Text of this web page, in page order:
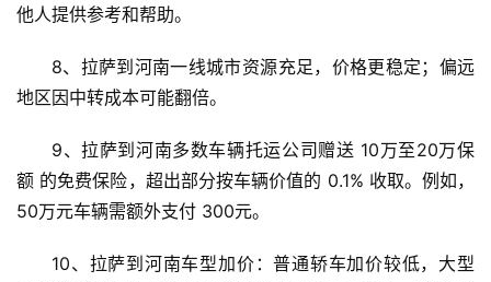
他人提供参考和帮助。
8、拉萨到河南一线城市资源充足，价格更稳定；偏远
地区因中转成本可能翻倍。
9、拉萨到河南多数车辆托运公司赠送 10万至20万保
额 的免费保险，超出部分按车辆价值的 0.1% 收取。例如，
50万元车辆需额外支付 300元。
10、拉萨到河南车型加价：普通轿车加价较低，大型